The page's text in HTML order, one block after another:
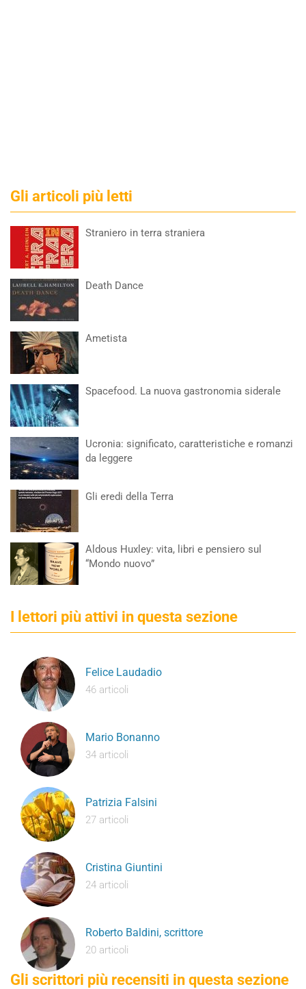
Gli articoli più letti
Straniero in terra straniera
Death Dance
Ametista
Spacefood. La nuova gastronomia siderale
Ucronia: significato, caratteristiche e romanzi
da leggere
Gli eredi della Terra
Aldous Huxley: vita, libri e pensiero sul
“Mondo nuovo”
I lettori più attivi in questa sezione
Felice Laudadio
46 articoli
Mario Bonanno
34 articoli
Patrizia Falsini
27 articoli
Cristina Giuntini
24 articoli
Roberto Baldini, scrittore
20 articoli
Gli scrittori più recensiti in questa sezione